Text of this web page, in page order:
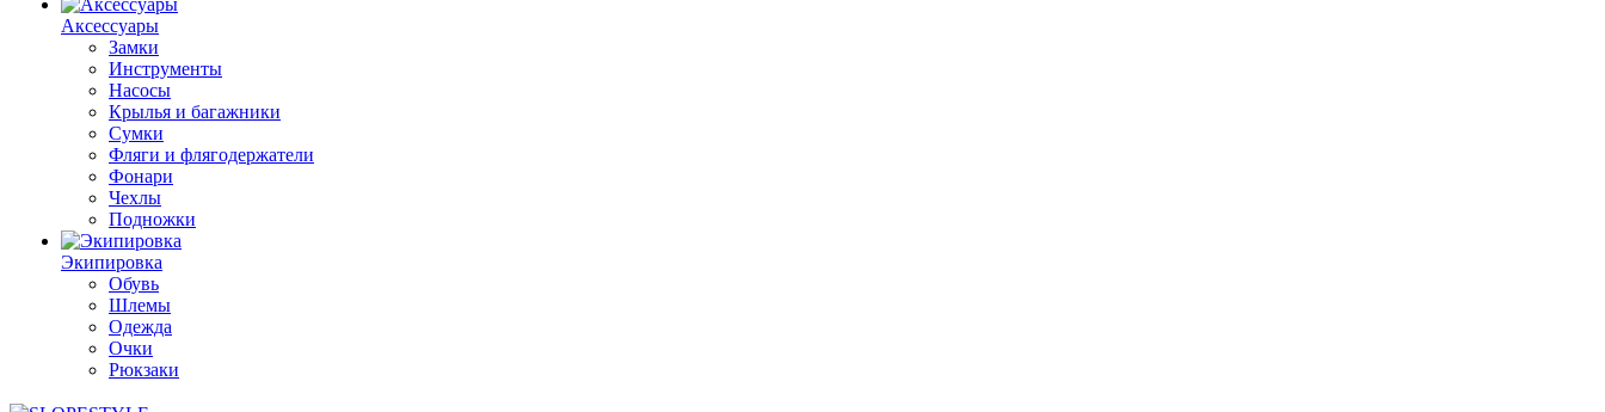
Аксессуары
Замки
Инструменты
Насосы
Крылья и багажники
Сумки
Фляги и флягодержатели
Фонари
Чехлы
Подножки
Экипировка
Обувь
Шлемы
Одежда
Очки
Рюкзаки